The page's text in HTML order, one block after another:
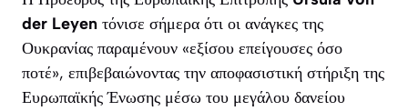
der Leyen τόνισε σήμερα ότι οι ανάγκες της
Ουκρανίας παραμένουν «εξίσου επείγουσες όσο
ποτέ», επιβεβαιώνοντας την αποφασιστική στήριξη της
Ευρωπαϊκής Ένωσης μέσω του μεγάλου δανείου